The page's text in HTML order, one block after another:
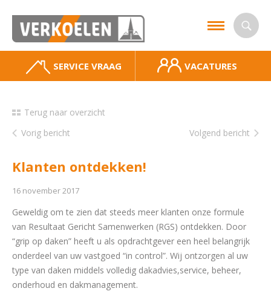
SERVICE VRAAG VACATURES
Terug naar overzicht
Vorig bericht
Volgend bericht
Klanten ontdekken!
16 november 2017
Geweldig om te zien dat steeds meer klanten onze formule
van Resultaat Gericht Samenwerken (RGS) ontdekken. Door
“grip op daken” heeft u als opdrachtgever een heel belangrijk
onderdeel van uw vastgoed “in control”. Wij ontzorgen al uw
type van daken middels volledig dakadvies,service, beheer,
onderhoud en dakmanagement.